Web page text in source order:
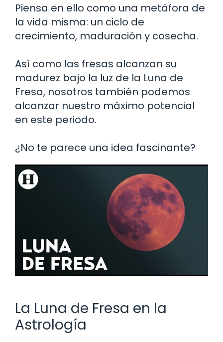
Piensa en ello como una metáfora de
la vida misma: un ciclo de
crecimiento, maduración y cosecha.
Así como las fresas alcanzan su
madurez bajo la luz de la Luna de
Fresa, nosotros también podemos
alcanzar nuestro máximo potencial
en este periodo.
¿No te parece una idea fascinante?
La Luna de Fresa en la
Astrología